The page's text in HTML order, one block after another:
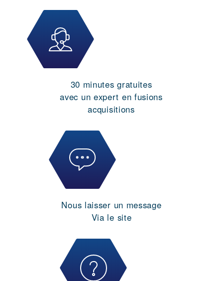
30 minutes gratuites
avec un expert en fusions
acquisitions
Nous laisser un message
Via le site